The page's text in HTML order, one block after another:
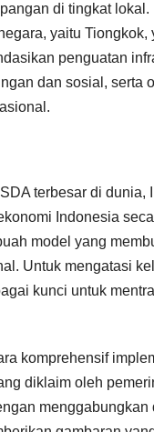
di tingkat
yaitu
penguatan
dan sosial, serta
terbesar di
Indonesia
model yang
Untuk mengatasi
kunci untuk
komprehensif
diklaim oleh